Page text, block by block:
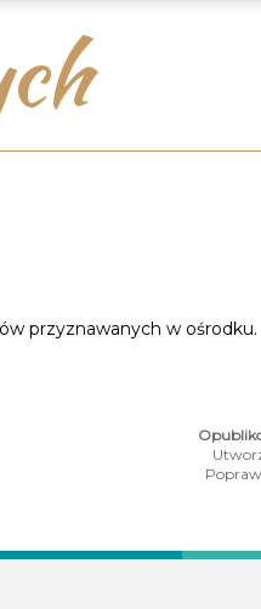
przyznawanych w ośrodku.